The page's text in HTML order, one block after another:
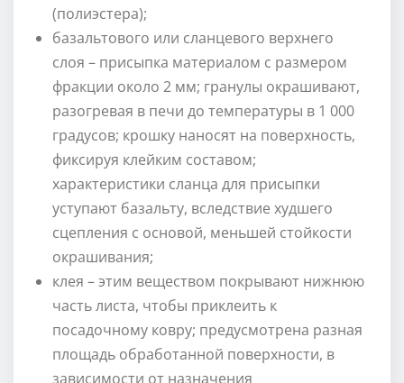
(полиэстера);
базальтового или сланцевого верхнего
слоя – присыпка материалом с размером
фракции около 2 мм; гранулы окрашивают,
разогревая в печи до температуры в 1 000
градусов; крошку наносят на поверхность,
фиксируя клейким составом;
характеристики сланца для присыпки
уступают базальту, вследствие худшего
сцепления с основой, меньшей стойкости
окрашивания;
клея – этим веществом покрывают нижнюю
часть листа, чтобы приклеить к
посадочному ковру; предусмотрена разная
площадь обработанной поверхности, в
зависимости от назначения